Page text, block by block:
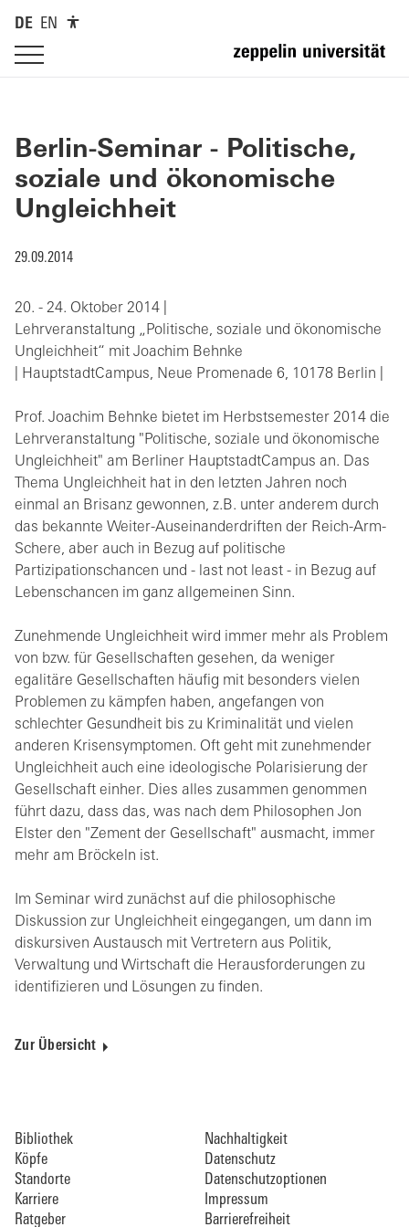
DE EN
Berlin-Seminar - Politische,
soziale und ökonomische
Ungleichheit
29.09.2014
20. - 24. Oktober 2014 |
Lehrveranstaltung „Politische, soziale und ökonomische
Ungleichheit“ mit Joachim Behnke
| HauptstadtCampus, Neue Promenade 6, 10178 Berlin |
Prof. Joachim Behnke bietet im Herbstsemester 2014 die
Lehrveranstaltung "Politische, soziale und ökonomische
Ungleichheit" am Berliner HauptstadtCampus an. Das
Thema Ungleichheit hat in den letzten Jahren noch
einmal an Brisanz gewonnen, z.B. unter anderem durch
das bekannte Weiter-Auseinanderdriften der Reich-Arm-
Schere, aber auch in Bezug auf politische
Partizipationschancen und - last not least - in Bezug auf
Lebenschancen im ganz allgemeinen Sinn.
Zunehmende Ungleichheit wird immer mehr als Problem
von bzw. für Gesellschaften gesehen, da weniger
egalitäre Gesellschaften häufig mit besonders vielen
Problemen zu kämpfen haben, angefangen von
schlechter Gesundheit bis zu Kriminalität und vielen
anderen Krisensymptomen. Oft geht mit zunehmender
Ungleichheit auch eine ideologische Polarisierung der
Gesellschaft einher. Dies alles zusammen genommen
führt dazu, dass das, was nach dem Philosophen Jon
Elster den "Zement der Gesellschaft" ausmacht, immer
mehr am Bröckeln ist.
Im Seminar wird zunächst auf die philosophische
Diskussion zur Ungleichheit eingegangen, um dann im
diskursiven Austausch mit Vertretern aus Politik,
Verwaltung und Wirtschaft die Herausforderungen zu
identifizieren und Lösungen zu finden.
Zur Übersicht
Bibliothek
Köpfe
Standorte
Karriere
Ratgeber
Nachhaltigkeit
Datenschutz
Datenschutzoptionen
Impressum
Barrierefreiheit